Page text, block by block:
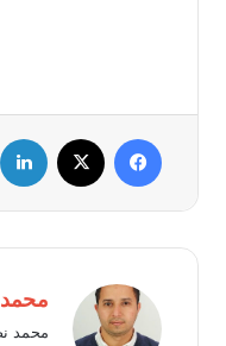
فيسبوك
محمد